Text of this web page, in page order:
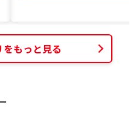
もっと見る